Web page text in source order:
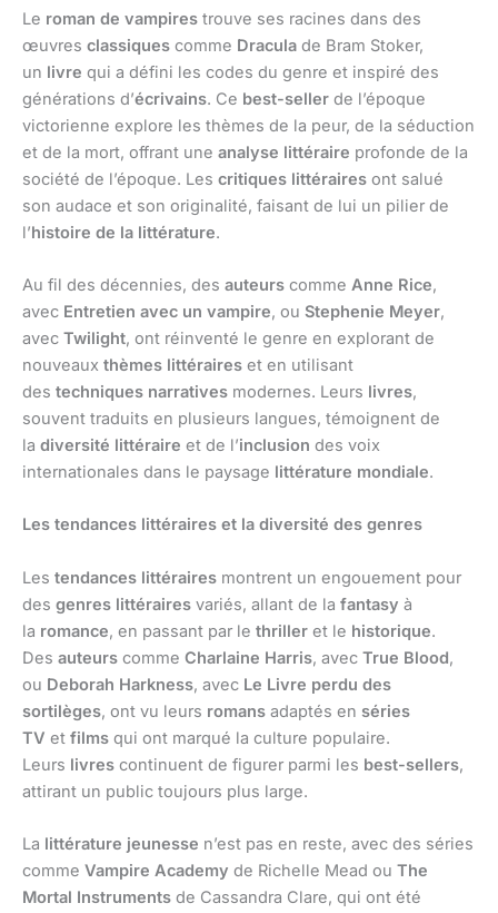
Le roman de vampires trouve ses racines dans des
œuvres classiques comme Dracula de Bram Stoker,
un livre qui a défini les codes du genre et inspiré des
générations d’écrivains. Ce best-seller de l’époque
victorienne explore les thèmes de la peur, de la séduction
et de la mort, offrant une analyse littéraire profonde de la
société de l’époque. Les critiques littéraires ont salué
son audace et son originalité, faisant de lui un pilier de
l’histoire de la littérature.
Au fil des décennies, des auteurs comme Anne Rice,
avec Entretien avec un vampire, ou Stephenie Meyer,
avec Twilight, ont réinventé le genre en explorant de
nouveaux thèmes littéraires et en utilisant
des techniques narratives modernes. Leurs livres,
souvent traduits en plusieurs langues, témoignent de
la diversité littéraire et de l’inclusion des voix
internationales dans le paysage littérature mondiale.
Les tendances littéraires et la diversité des genres
Les tendances littéraires montrent un engouement pour
des genres littéraires variés, allant de la fantasy à
la romance, en passant par le thriller et le historique.
Des auteurs comme Charlaine Harris, avec True Blood,
ou Deborah Harkness, avec Le Livre perdu des
sortilèges, ont vu leurs romans adaptés en séries
TV et films qui ont marqué la culture populaire.
Leurs livres continuent de figurer parmi les best-sellers,
attirant un public toujours plus large.
La littérature jeunesse n’est pas en reste, avec des séries
comme Vampire Academy de Richelle Mead ou The
Mortal Instruments de Cassandra Clare, qui ont été